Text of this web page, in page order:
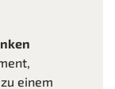
einem